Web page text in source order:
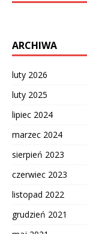
ARCHIWA
luty 2026
luty 2025
lipiec 2024
marzec 2024
sierpień 2023
czerwiec 2023
listopad 2022
grudzień 2021